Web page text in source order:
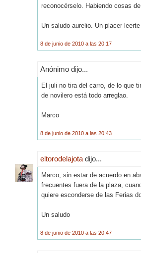
reconocérselo. Habiendo cosas
Un saludo aurelio. Un placer
8 de junio de 2010 a las 20:17
Anónimo dijo...
El juli no tira del carro, de lo que
de novilero está todo arreglao.
Marco
8 de junio de 2010 a las 20:43
eltorodelajota dijo...
Marco, sin estar de acuerdo en
frecuentes fuera de la plaza,
quiere esconderse de las Ferias
Un saludo
8 de junio de 2010 a las 20:47